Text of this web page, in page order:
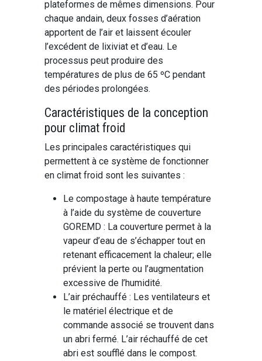
plateformes de mêmes dimensions. Pour
chaque andain, deux fosses d’aération
apportent de l’air et laissent écouler
l’excédent de lixiviat et d’eau. Le
processus peut produire des
températures de plus de 65 ºC pendant
des périodes prolongées.
Caractéristiques de la conception
pour climat froid
Les principales caractéristiques qui
permettent à ce système de fonctionner
en climat froid sont les suivantes :
Le compostage à haute température
à l’aide du système de couverture
GOREMD : La couverture permet à la
vapeur d’eau de s’échapper tout en
retenant efficacement la chaleur; elle
prévient la perte ou l’augmentation
excessive de l’humidité.
L’air préchauffé : Les ventilateurs et
le matériel électrique et de
commande associé se trouvent dans
un abri fermé. L’air réchauffé de cet
abri est soufflé dans le compost.